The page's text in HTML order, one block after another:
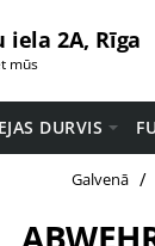
iela 2A, Rīga
mūs
DURVIS
Galvenā